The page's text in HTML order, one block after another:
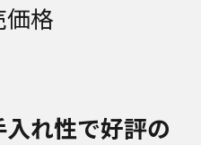
価格
れ性で好評の